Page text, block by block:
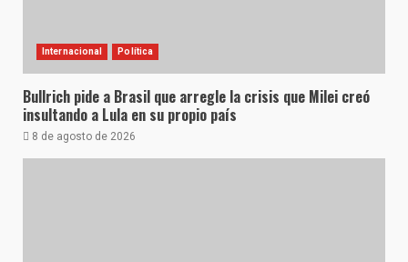
Internacional Política
Bullrich pide a Brasil que arregle la crisis que Milei creó
insultando a Lula en su propio país
8 de agosto de 2026